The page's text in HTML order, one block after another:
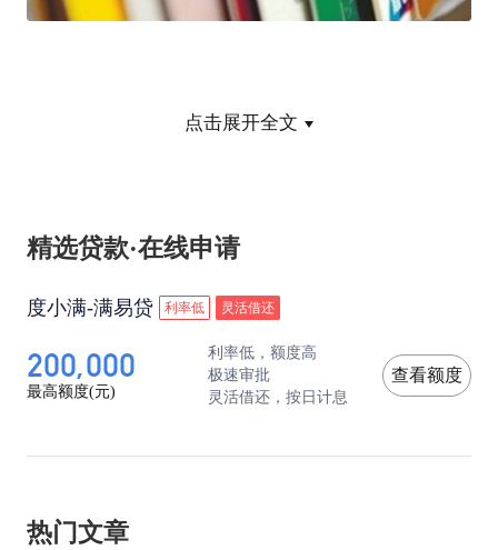
浦发美国运通白金卡相对来说门槛稍微高点，年收
入在25万以上的，建议申请，首年年费是3600元，
次年可以用20万积分兑换年费。
点击展开全文
精选贷款·在线申请
度小满-满易贷 利率低 灵活借还
200,000
最高额度(元)
利率低，额度高
极速审批
灵活借还，按日计息
查看额度
热门文章